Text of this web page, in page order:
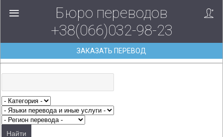
Бюро переводов
+38(066)032-98-23
ЗАКАЗАТЬ ПЕРЕВОД